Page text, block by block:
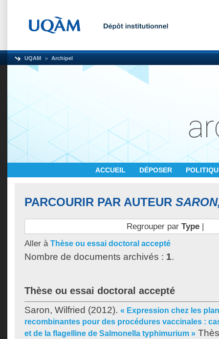
UQAM Archipel
ACCUEIL DÉPOSER
PARCOURIR PAR AUTEUR
Regrouper par Type|
Aller à Thèse ou essai doctoral accepté
Nombre de documents archivés : 1.
Thèse ou essai doctoral accepté
Saron, Wilfried (2012). « Expression chez les
recombinantes pour des procédures vaccinales :
et de la flagelline de Salmonella typhimurium »